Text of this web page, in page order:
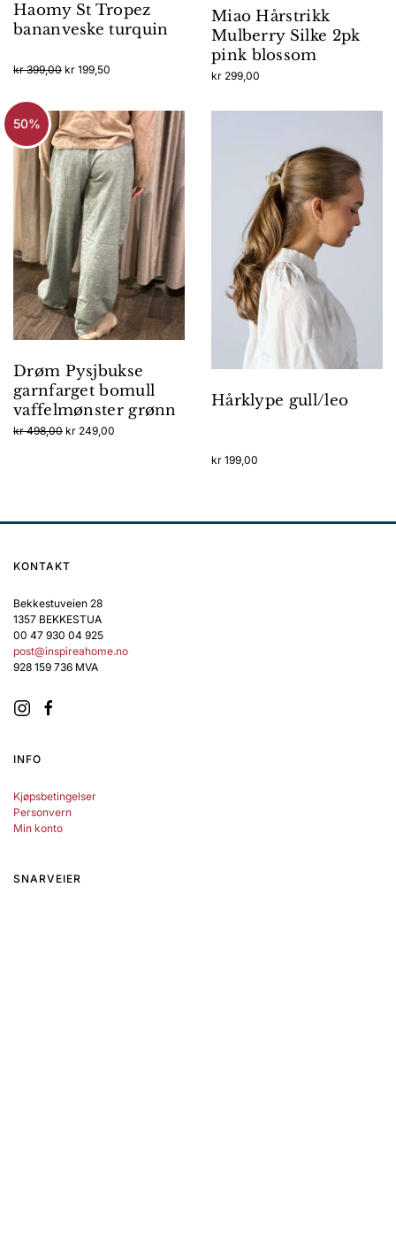
Haomy St Tropez
bananveske turquin
kr399,00 Opprinnelig
kr 399,00.
kr 199,50
kr 199,50.
Miao Hårstrikk
Mulberry Silke 2pk
pink blossom
kr 299,00
50%
Drøm Pysjbukse
garnfarget bomull
vaffelmønster grønn
kr498,00 Opprinnelig
kr 249,00
varianter.
kan
på
produktsiden
Hårklype gull/leo
kr 199,00
KONTAKT
Bekkestuveien 28
1357 BEKKESTUA
00 47 930 04 925
post@inspireahome.no
928 159 736 MVA
INFO
Kjøpsbetingelser
Personvern
Min konto
SNARVEIER